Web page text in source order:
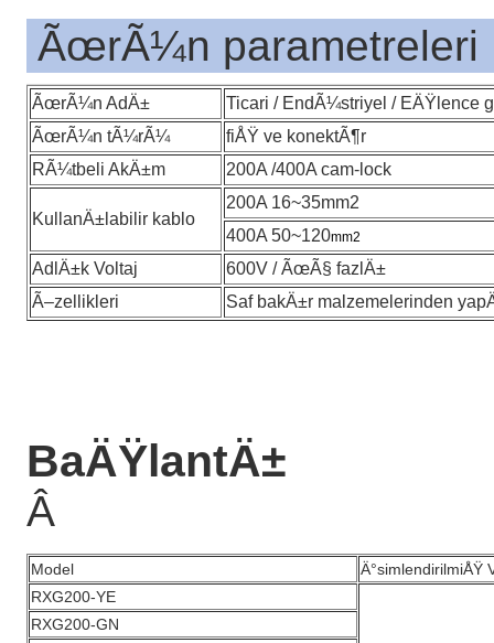
ÃœrÃ¼n parametreleri
ÃœrÃ¼n AdÄ±
Ticari / EndÃ¼striyel / EÄŸlence
ÃœrÃ¼n tÃ¼rÃ¼
fiÅŸ ve konektÃ¶r
RÃ¼tbeli AkÄ±m
200A /400A cam-lock
KullanÄ±labilir kablo
200A 16~35mm2
400A 50~120mm2
AdlÄ±k Voltaj
600V / ÃœÃ§ fazlÄ±
Ã–zellikleri
Saf bakÄ±r malzemelerinden
BaÄŸlantÄ±
Â
Model
Ä°simlendirilmiÅŸ
RXG200-YE
RXG200-GN